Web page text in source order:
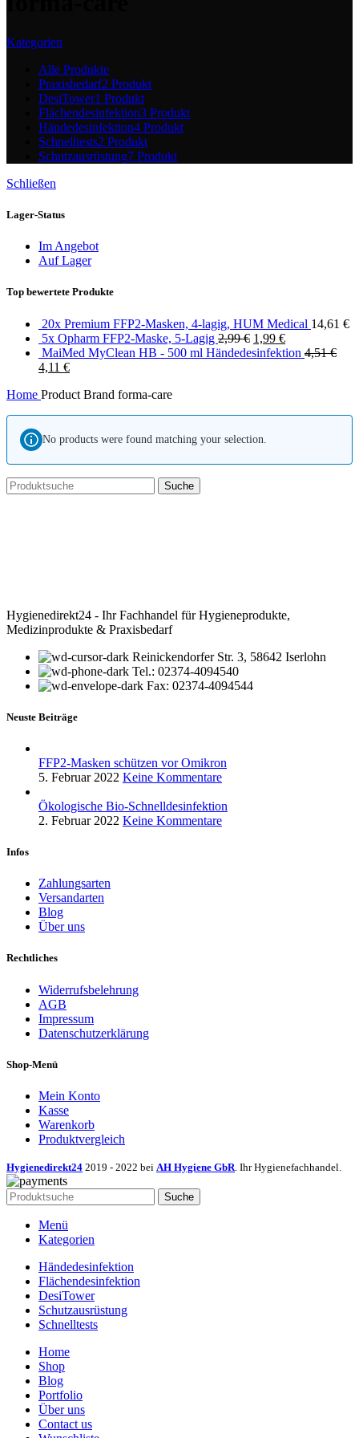
Kategorien
Alle Produkte
Praxisbedarf2 Produkt
DesiTower1 Produkt
Flächendesinfektion3 Produkt
Händedesinfektion4 Produkt
Schnelltests2 Produkt
Schutzausrüstung7 Produkt
Schließen
Lager-Status
Im Angebot
Auf Lager
Top bewertete Produkte
20x Premium FFP2-Masken, 4-lagig, HUM Medical 14,61 €
5x Opharm FFP2-Maske, 5-Lagig 2,99€ 1,99 €
MaiMed MyClean HB - 500 ml Händedesinfektion 4,51€
4,11 €
Home Product Brand forma-care
No products were found matching your selection.
Suche
Hygienedirekt24 - Ihr Fachhandel für Hygieneprodukte,
Medizinprodukte & Praxisbedarf
Reinickendorfer Str. 3, 58642 Iserlohn
Tel.: 02374-4094540
Fax: 02374-4094544
Neuste Beiträge
FFP2-Masken schützen vor Omikron
5. Februar 2022 Keine Kommentare
Ökologische Bio-Schnelldesinfektion
2. Februar 2022 Keine Kommentare
Infos
Zahlungsarten
Versandarten
Blog
Über uns
Rechtliches
Widerrufsbelehrung
AGB
Impressum
Datenschutzerklärung
Shop-Menü
Mein Konto
Kasse
Warenkorb
Produktvergleich
Hygienedirekt24 2019 - 2022 bei AH Hygiene GbR . Ihr Hygienefachhandel.
Suche
Menü
Kategorien
Händedesinfektion
Flächendesinfektion
DesiTower
Schutzausrüstung
Schnelltests
Home
Shop
Blog
Portfolio
Über uns
Contact us